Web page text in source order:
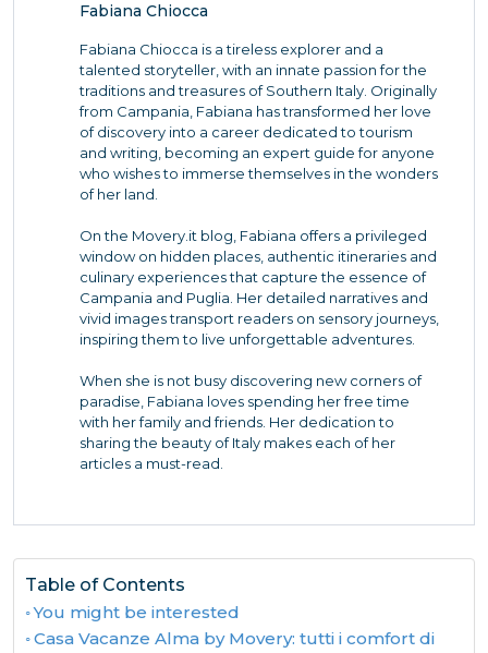
Fabiana Chiocca
Fabiana Chiocca is a tireless explorer and a
talented storyteller, with an innate passion for the
traditions and treasures of Southern Italy. Originally
from Campania, Fabiana has transformed her love
of discovery into a career dedicated to tourism
and writing, becoming an expert guide for anyone
who wishes to immerse themselves in the wonders
of her land.
On the Movery.it blog, Fabiana offers a privileged
window on hidden places, authentic itineraries and
culinary experiences that capture the essence of
Campania and Puglia. Her detailed narratives and
vivid images transport readers on sensory journeys,
inspiring them to live unforgettable adventures.
When she is not busy discovering new corners of
paradise, Fabiana loves spending her free time
with her family and friends. Her dedication to
sharing the beauty of Italy makes each of her
articles a must-read.
Table of Contents
You might be interested
Casa Vacanze Alma by Movery: tutti i comfort di